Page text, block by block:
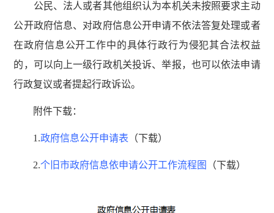
公民、法人或者其他组织认为本机关未按照要求主动
公开政府信息、对政府信息公开申请不依法答复处理或者
在政府信息公开工作中的具体行政行为侵犯其合法权益
的，可以向上一级行政机关投诉、举报，也可以依法申请
行政复议或者提起行政诉讼。
附件下载：
1.政府信息公开申请表 （下载）
2.个旧市政府信息依申请公开工作流程图 （下载）